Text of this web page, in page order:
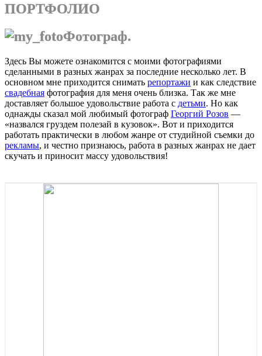
ПОРТФОЛИО
Фотограф.
Здесь Вы можете ознакомится с моими фотографиями
сделанными в разных жанрах за последние несколько лет. В
основном мне приходится снимать репортажи и как следствие
свадебная фотография для меня очень близка. Так же мне
доставляет большое удовольствие работа с детьми. Но как
однажды сказал мой любимый фотограф Георгий Розов —
«назвался груздем полезай в кузовок». Вот и приходится
работать практически в любом жанре от студийной съемки до
рекламы, и честно признаюсь, работа в разных жанрах не дает
скучать и приносит массу удовольствия!